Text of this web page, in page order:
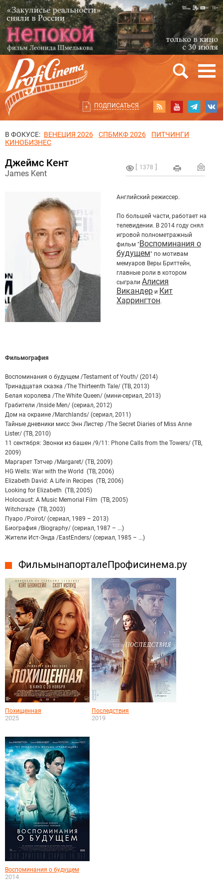
ПОДПИСАТЬСЯ
В ФОКУСЕ: ВЕНЕЦИЯ 2026 СПБМКФ 2026
ПИТЧИНГИ
КИНОБИЗНЕС
1378
Джеймс Кент
James Kent
Английский режиссер.
По большей части, работает на
телевидении. В 2014 году снял
игровой полнометражный
фильм "Воспоминания о
будущем" по мотивам
мемуаров Веры Бриттейн,
главные роли в котором
сыграли Алисия
Викандер и Кит
Харрингтон.
Фильмография
Воспоминания о будущем /Testament of Youth/ (2014)
Тринадцатая сказка /The Thirteenth Tale/ (ТВ, 2013)
Белая королева /The White Queen/ (мини-сериал, 2013)
Грабители /Inside Men/ (сериал, 2012)
Дом на окраине /Marchlands/ (сериал, 2011)
Тайные дневники мисс Энн Листер /The Secret Diaries of Miss Anne
Lister/ (ТВ, 2010)
11 сентября: Звонки из башен /9/11: Phone Calls from the Towers/ (ТВ,
2009)
Маргарет Тэтчер /Margaret/ (ТВ, 2009)
HG Wells: War with the World (ТВ, 2006)
Elizabeth David: A Life in Recipes (ТВ, 2006)
Looking for Elizabeth (ТВ, 2005)
Holocaust: A Music Memorial Film (ТВ, 2005)
Witchcraze (ТВ, 2003)
Пуаро /Poirot/ (сериал, 1989 – 2013)
Биография /Biography/ (сериал, 1987 – ...)
Жители Ист-Энда /EastEnders/ (сериал, 1985 – ...)
Фильмы на портале Профисинема.ру
Похищенная
2025
Последствия
2019
Воспоминания о будущем
2014